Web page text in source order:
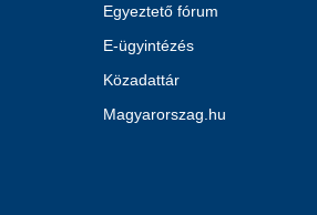
Egyeztető fórum
E-ügyintézés
Közadattár
Magyarorszag.hu